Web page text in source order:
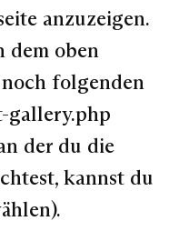
anzuzeigen.
dem oben
folgenden
gallery.php
der du die
kannst du